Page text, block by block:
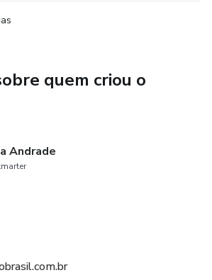
DE ATÉ 1 HORA PARA
O PROJETO
quem criou o
Andrade